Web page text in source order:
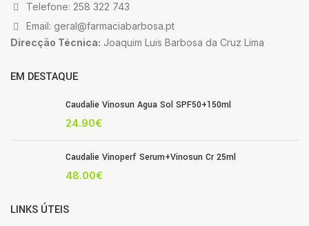
Telefone: 258 322 743
Email: geral@farmaciabarbosa.pt
Direcção Técnica: Joaquim Luis Barbosa da Cruz Lima
EM DESTAQUE
Caudalie Vinosun Agua Sol SPF50+150ml
24.90€
Caudalie Vinoperf Serum+Vinosun Cr 25ml
48.00€
LINKS ÚTEIS